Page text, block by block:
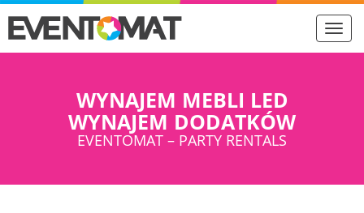
WYNAJEM MEBLI LED
WYNAJEM DODATKÓW
EVENTOMAT – PARTY RENTALS